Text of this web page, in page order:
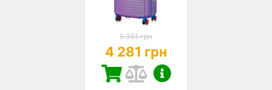
5 351 грн
4 281 грн